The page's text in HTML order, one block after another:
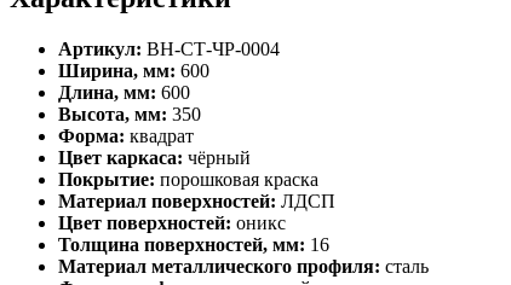
Артикул: ВН-СТ-ЧР-0004
Ширина, мм: 600
Длина, мм: 600
Высота, мм: 350
Форма: квадрат
Цвет каркаса: чёрный
Покрытие: порошковая краска
Материал поверхностей: ЛДСП
Цвет поверхностей: оникс
Толщина поверхностей, мм: 16
Материал металлического профиля: сталь